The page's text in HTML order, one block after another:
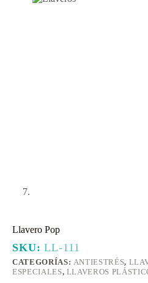
Llavero Pop
SKU:LL-111
CATEGORÍAS: ANTIESTRÉS,
ESPECIALES, LLAVEROS